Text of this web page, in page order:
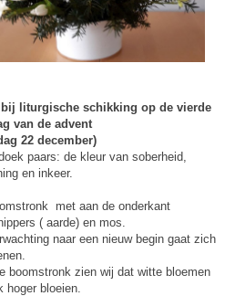
bij liturgische schikking op de vierde
van de advent
22 december)
paars: de kleur van soberheid,
en inkeer.
met aan de onderkant
( aarde) en mos.
naar een nieuw begin gaat zich
boomstronk zien wij dat witte bloemen
hoger bloeien.